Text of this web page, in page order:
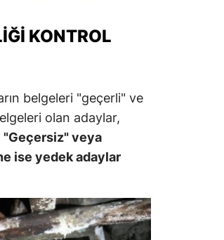
KONTROL
belgeleri "geçerli" ve
olan adaylar,
"Geçersiz" veya
ise yedek adaylar